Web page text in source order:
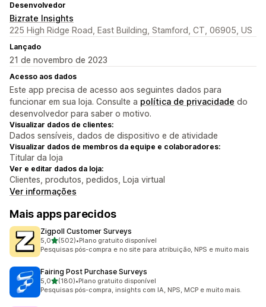
Desenvolvedor
Bizrate Insights
225 High Ridge Road, East Building, Stamford, CT, 06905, US
Lançado
21 de novembro de 2023
Acesso aos dados
Este app precisa de acesso aos seguintes dados para
funcionar em sua loja. Consulte a política de privacidade do
desenvolvedor para saber o motivo.
Visualizar dados de clientes:
Dados sensíveis, dados de dispositivo e de atividade
Visualizar dados de membros da equipe e colaboradores:
Titular da loja
Ver e editar dados da loja:
Clientes, produtos, pedidos, Loja virtual
Ver informações
Mais apps parecidos
Zigpoll Customer Surveys
5,0de 5 estrelas
(502)
502 avaliações ao todo
•Plano gratuito disponível
Pesquisas pós-compra e no site para atribuição, NPS e muito mais
Fairing Post Purchase Surveys
5,0de 5 estrelas
(180)
180 avaliações ao todo
•Plano gratuito disponível
Pesquisas pós-compra, insights com IA, NPS, MCP e muito mais.